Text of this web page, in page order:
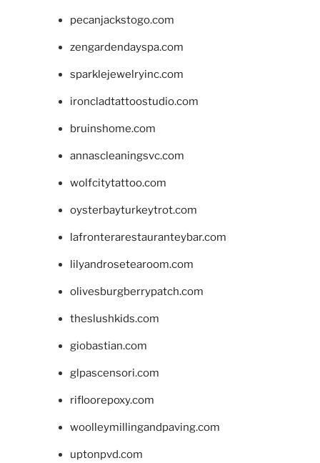
pecanjackstogo.com
zengardendayspa.com
sparklejewelryinc.com
ironcladtattoostudio.com
bruinshome.com
annascleaningsvc.com
wolfcitytattoo.com
oysterbayturkeytrot.com
lafronterarestauranteybar.com
lilyandrosetearoom.com
olivesburgberrypatch.com
theslushkids.com
giobastian.com
glpascensori.com
rifloorepoxy.com
woolleymillingandpaving.com
uptonpvd.com